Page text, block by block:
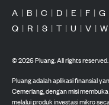
A | B | C | D | E | F | G
Q | R | S | T | U | V | W
©2026Pluang. All rights reserved.
Pluang adalah aplikasi finansial
Cemerlang, dengan misi
melalui produk investasi mikro